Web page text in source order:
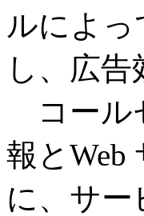
ルによ
し、広
コール
報とWeb
に、サー